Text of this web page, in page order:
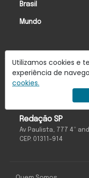
Utilizamos cookies e
experiência de
cookies.
Redação SP
Av Paulista, 777 4º
CEP: 01311-914
Brasil
Mundo